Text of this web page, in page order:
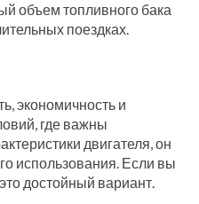
объем топливного бака
поездках.
экономичность и
где важны
двигателя, он
использования. Если вы
достойный вариант.